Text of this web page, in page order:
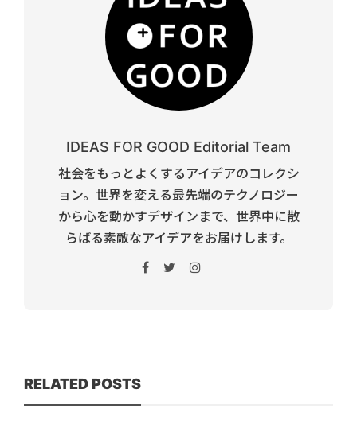
IDEAS FOR GOOD Editorial Team
社会をもっとよくするアイデアのコレクシ
ョン。世界を変える最先端のテクノロジー
から心を動かすデザインまで、世界中に散
らばる素敵なアイデアをお届けします。
RELATED POSTS